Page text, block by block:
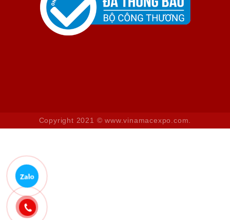
Copyright 2021 © www.vinamacexpo.com.